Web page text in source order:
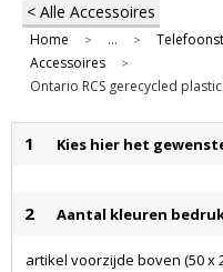
< Alle Accessoires
Home > ... >
Accessoires >
Ontario RCS gerecycled
1 Kies hier het
2 Aantal kleuren
artikel voorzijde boven (50 x